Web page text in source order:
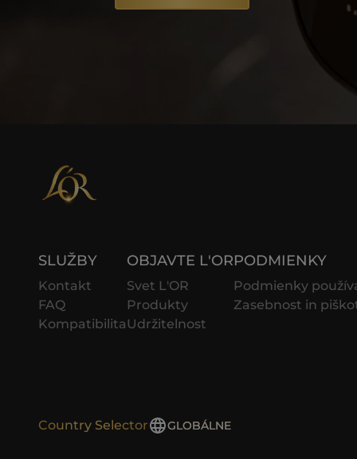
SLUŽBY
Kontakt
FAQ
Kompatibilita
OBJAVTE L'OR
Svet L'OR
Produkty
Udržitelnost
PODMIENKY
Podmienky
Zasebnost in
Country Selector GLOBÁLNE